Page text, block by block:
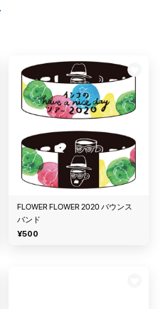
FLOWER FLOWER 2020 バウンス
バンド
¥500